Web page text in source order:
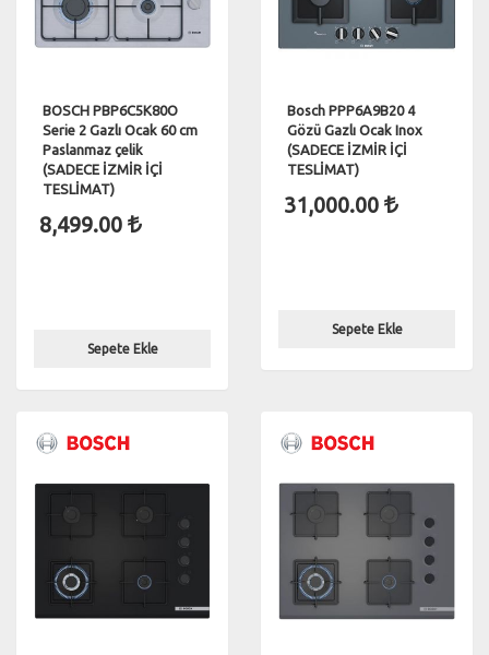
BOSCH PBP6C5K80O
Serie 2 Gazlı Ocak 60 cm
Paslanmaz çelik
(SADECE İZMİR İÇİ
TESLİMAT)
8,499.00
Sepete Ekle
Bosch PPP6A9B20 4
Gözü Gazlı Ocak Inox
(SADECE İZMİR İÇİ
TESLİMAT)
31,000.00
Sepete Ekle